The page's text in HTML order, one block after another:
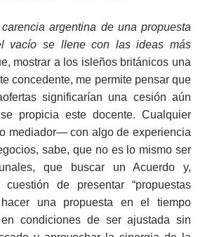
argentina de una propuesta
vacío se llene con las ideas más
mostrar a los isleños británicos una
concedente, me permite pensar que
significarían una cesión aún
propicia este docente. Cualquier
mediador— con algo de experiencia
sabe, que no es lo mismo ser
que buscar un Acuerdo y,
de presentar “propuestas
una propuesta en el tiempo
condiciones de ser ajustada sin